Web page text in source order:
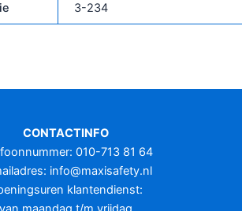
3-234
CONTACTINFO
010-713 81 64
info@maxisafety.nl
klantendienst: